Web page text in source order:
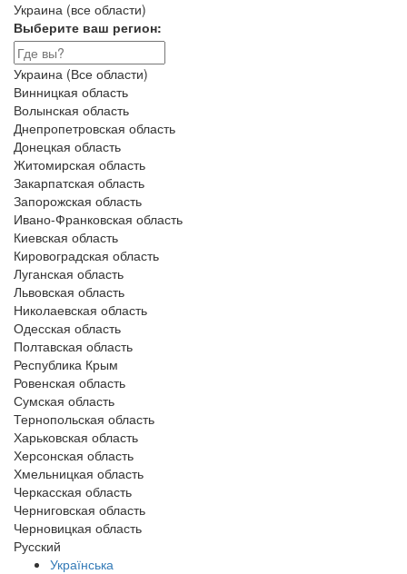
Украина (все области)
Выберите ваш регион:
Украина (Все области)
Винницкая область
Волынская область
Днепропетровская область
Донецкая область
Житомирская область
Закарпатская область
Запорожская область
Ивано-Франковская область
Киевская область
Кировоградская область
Луганская область
Львовская область
Николаевская область
Одесская область
Полтавская область
Республика Крым
Ровенская область
Сумская область
Тернопольская область
Харьковская область
Херсонская область
Хмельницкая область
Черкасская область
Черниговская область
Черновицкая область
Русский
Українська